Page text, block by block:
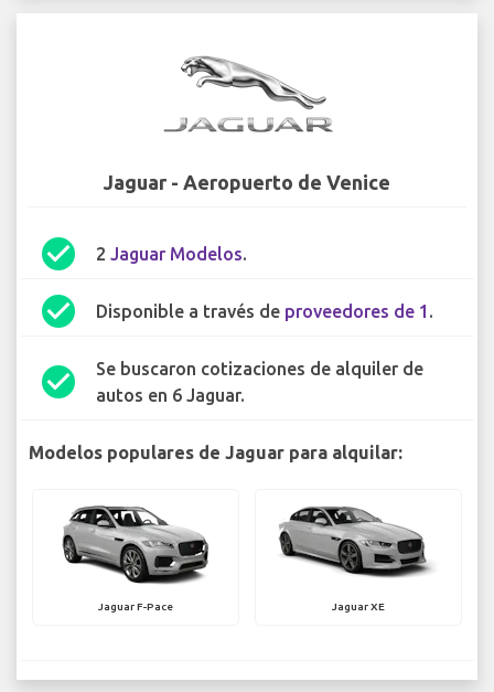
Jaguar - Aeropuerto de Venice
check_circle 2 Jaguar Modelos.
check_circle Disponible a través de proveedores de 1 .
check_circle
Se buscaron cotizaciones de alquiler de
autos en 6 Jaguar.
Modelos populares de Jaguar para alquilar:
Jaguar F-Pace Jaguar XE